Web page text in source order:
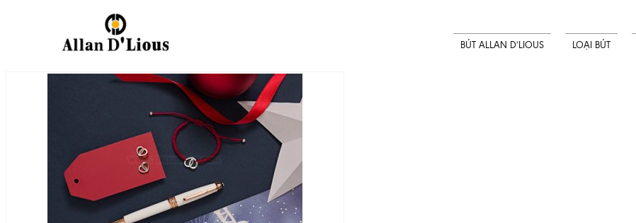
BÚT ALLAN D’LIOUS LOẠI BÚT